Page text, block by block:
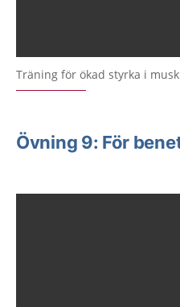
Träning för ökad styrka i
Övning 9: För